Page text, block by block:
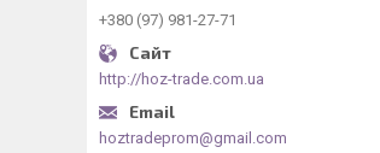
+380 (97) 981-27-71
http://hoz-trade.com.ua
hoztradeprom@gmail.com